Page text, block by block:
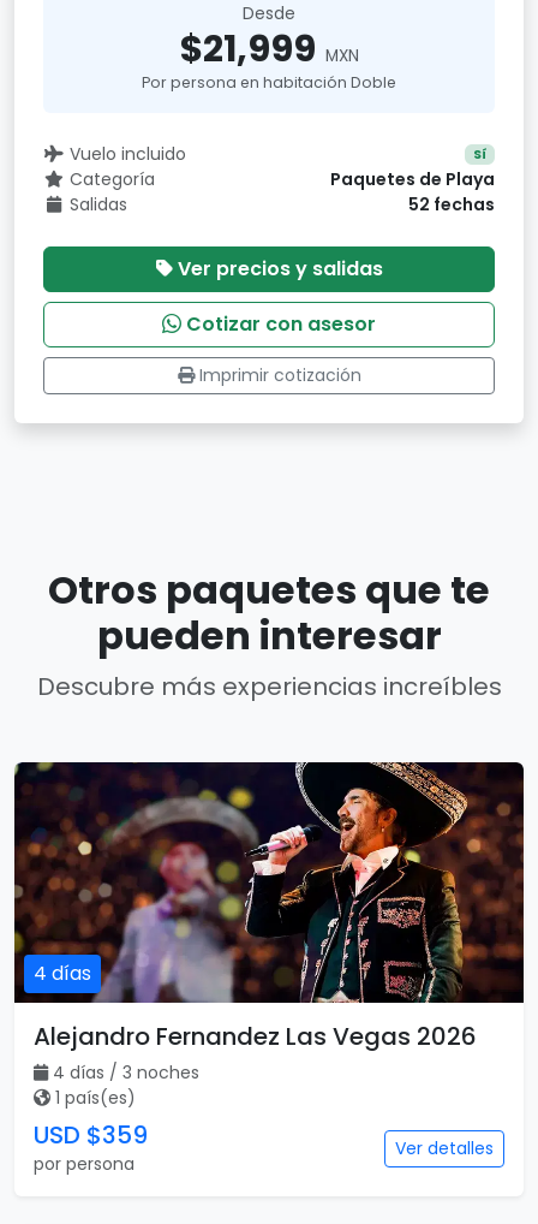
Desde
$21,999 MXN
Por persona en habitación Doble
Vuelo incluido Sí
Categoría
Paquetes de Playa
Salidas
52 fechas
Ver precios y salidas
Cotizar con asesor
Imprimir cotización
Otros paquetes que te
pueden interesar
Descubre más experiencias increíbles
4 días
Alejandro Fernandez Las Vegas 2026
4 días / 3 noches
1 país(es)
USD $359
por persona
Ver detalles